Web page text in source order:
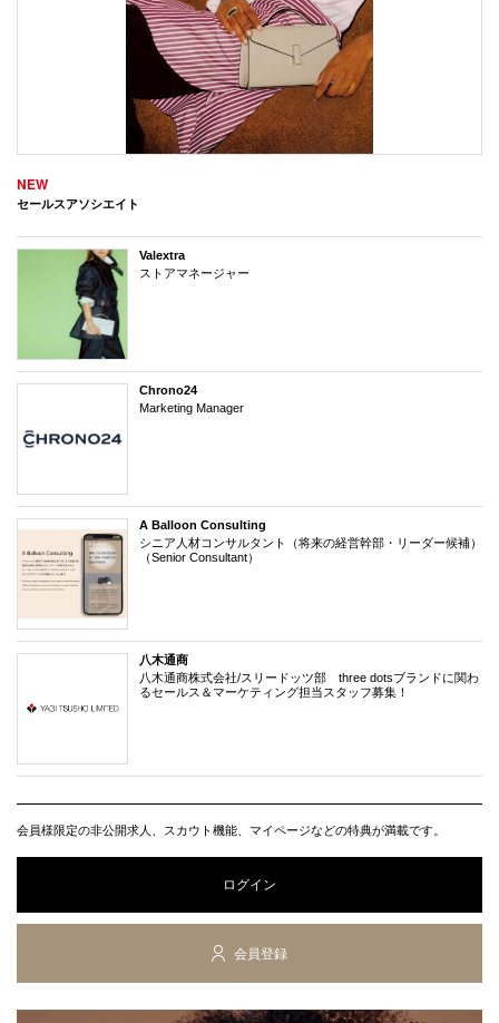
NEW
セールスアソシエイト
Valextra
ストアマネージャー
Chrono24
Marketing Manager
A Balloon Consulting
シニア人材コンサルタント（将来の経営幹部・リーダー候補）
（Senior Consultant）
八木通商
八木通商株式会社/スリードッツ部 three dotsブランドに関わ
るセールス＆マーケティング担当スタッフ募集！
会員様限定の非公開求人、スカウト機能、マイページなどの特典が満載です。
ログイン
会員登録